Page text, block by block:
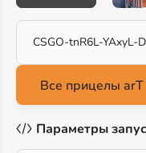
CSGO-tnR6L-
Параметры